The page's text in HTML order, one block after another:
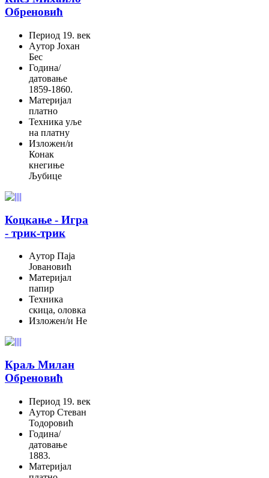
Обреновић
Период 19. век
Aутор Јохан
Бес
Година/
датовање
1859-1860.
Материјал
платно
Техника уље
на платну
Изложен/и
Конак
кнегиње
Љубице
Коцкање - Игра
- трик-трик
Aутор Паја
Јовановић
Материјал
папир
Техника
скица, оловка
Изложен/и Не
Краљ Милан
Обреновић
Период 19. век
Aутор Стеван
Тодоровић
Година/
датовање
1883.
Материјал